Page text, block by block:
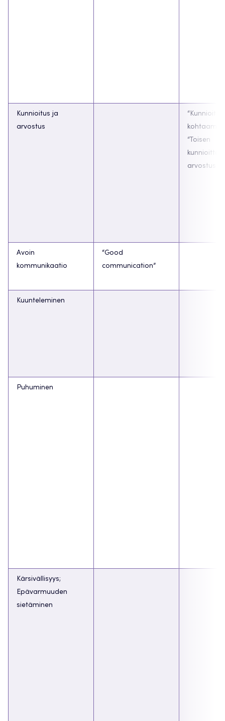
Kunnioitus ja
arvostus
“Toisen
arvostus”
Avoin
kommunikaatio
“Good
communication”
Kuunteleminen
Puhuminen
Kärsivällisyys;
Epävarmuuden
sietäminen